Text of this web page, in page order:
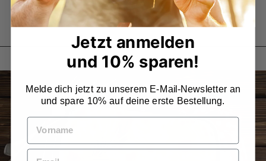
JETZT SICHERN GERINGER BESTAND
Jetzt anmelden
und 10% sparen!
Melde dich jetzt zu unserem E-Mail-Newsletter an
und spare 10% auf deine erste Bestellung.